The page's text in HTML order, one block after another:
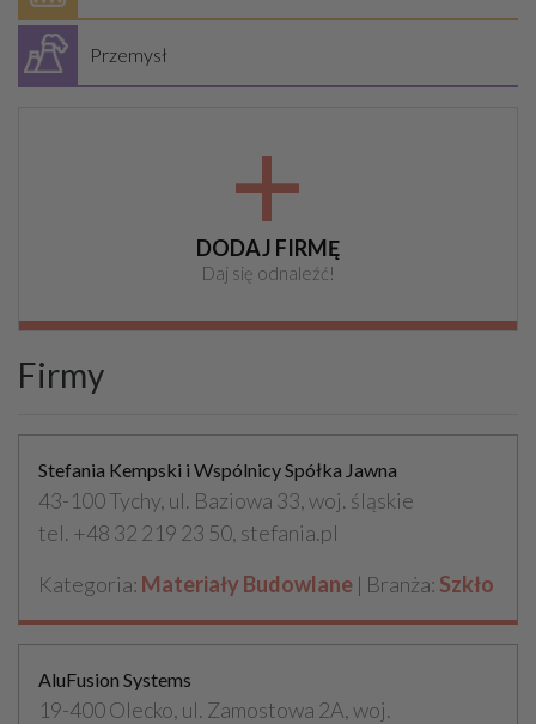
Przemysł
+
DODAJ FIRMĘ
Daj się odnaleźć!
Firmy
Stefania Kempski i Wspólnicy Spółka Jawna
43-100 Tychy, ul. Baziowa 33, woj. śląskie
tel. +48 32 219 23 50, stefania.pl
Kategoria: Materiały Budowlane | Branża: Szkło
AluFusion Systems
19-400 Olecko, ul. Zamostowa 2A, woj.